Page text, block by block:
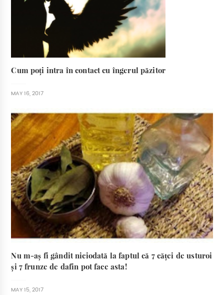
Cum poți intra în contact cu îngerul păzitor
MAY 16, 2017
Nu m-aș fi gândit niciodată la faptul că 7 căței de usturoi
și 7 frunze de dafin pot face asta!
MAY 15, 2017